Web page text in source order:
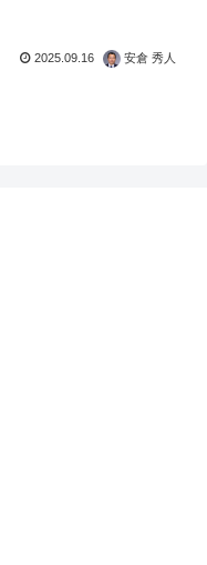
2025.09.16 安倉 秀人